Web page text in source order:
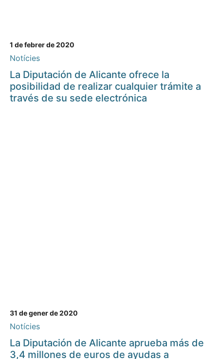
1 de febrer de 2020
Notícies
La Diputación de Alicante ofrece la
posibilidad de realizar cualquier trámite a
través de su sede electrónica
31 de gener de 2020
Notícies
La Diputación de Alicante aprueba más de
3,4 millones de euros de ayudas a